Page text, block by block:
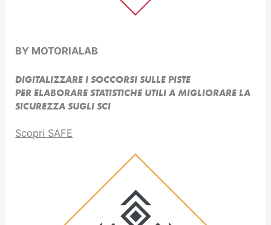
BY MOTORIALAB
DIGITALIZZARE I SOCCORSI SULLE PISTE
PER ELABORARE STATISTICHE UTILI A MIGLIORARE LA
SICUREZZA SUGLI SCI
Scopri SAFE